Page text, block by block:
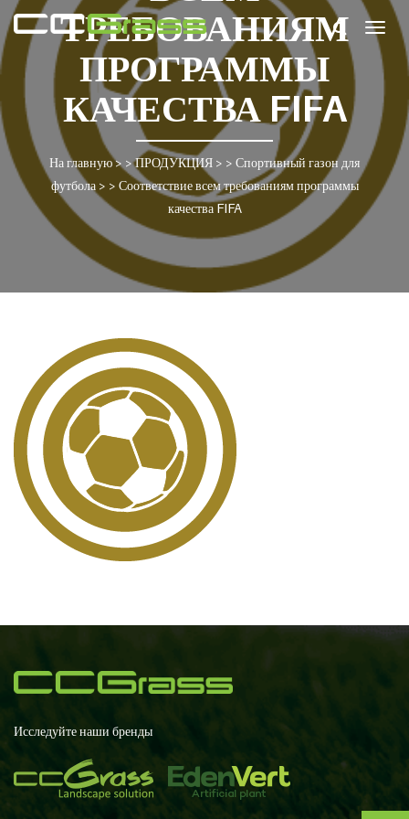
ТРЕБОВАНИЯМ
ПРОГРАММЫ
КАЧЕСТВА FIFA
На главную> >ПРОДУКЦИЯ > > Спортивный газон для
футбола> > Соответствие всем требованиям программы
качества FIFA
Исследуйте наши бренды